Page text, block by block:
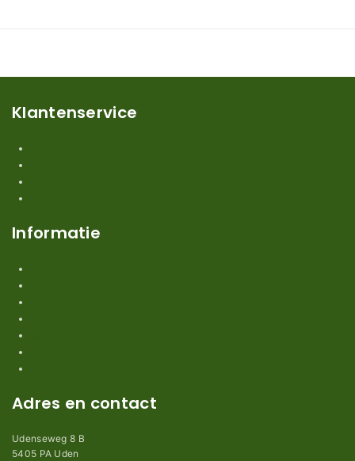
Klantenservice
Informatie
Adres en contact
Udenseweg 8 B
5405 PA Uden